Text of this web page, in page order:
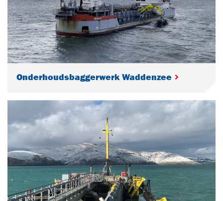
Onderhoudsbaggerwerk Waddenzee